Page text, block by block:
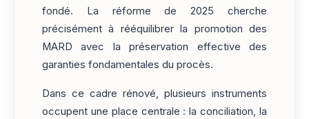
fondé. La réforme de 2025 cherche
précisément à rééquilibrer la promotion des
MARD avec la préservation effective des
garanties fondamentales du procès.
Dans ce cadre rénové, plusieurs instruments
occupent une place centrale : la conciliation, la